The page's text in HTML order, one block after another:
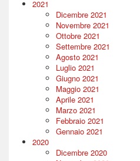
2021
Dicembre 2021
Novembre 2021
Ottobre 2021
Settembre 2021
Agosto 2021
Luglio 2021
Giugno 2021
Maggio 2021
Aprile 2021
Marzo 2021
Febbraio 2021
Gennaio 2021
2020
Dicembre 2020